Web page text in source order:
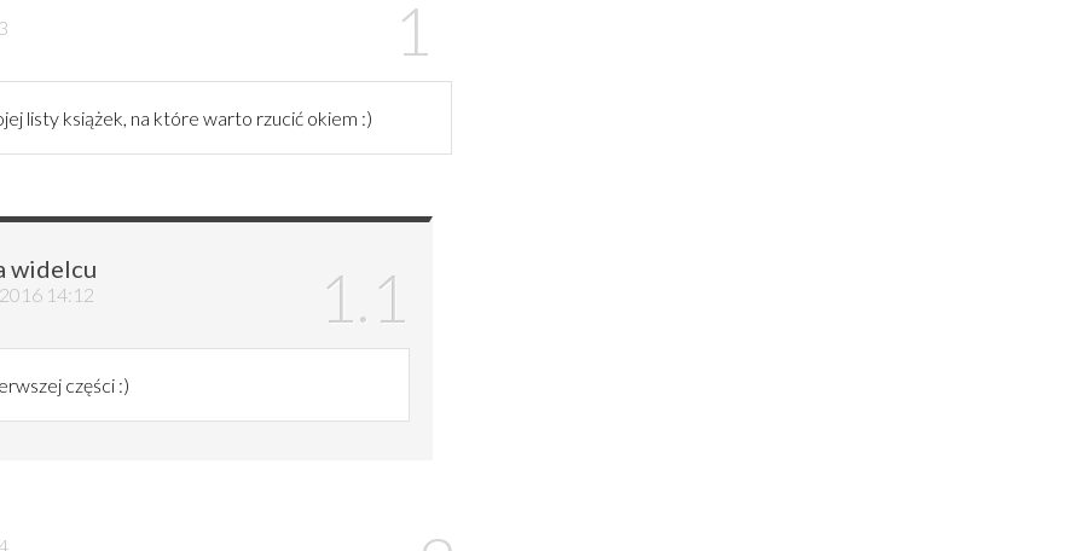
listy książek, na które warto rzucić okiem :)
widelcu
14:12
części :)